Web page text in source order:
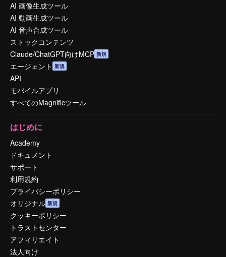
AI 画像生成ツール
AI 動画生成ツール
AI 音声合成ツール
ストックコンテンツ
Claude/ChatGPT向けMCP 新規
エージェント 新規
API
モバイルアプリ
すべてのMagnificツール
はじめに
Academy
ドキュメント
サポート
利用規約
プライバシーポリシー
オリジナル 新規
クッキーポリシー
トラストセンター
アフィリエイト
法人向け